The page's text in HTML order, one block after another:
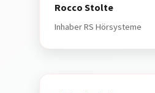
Rocco Stolte
Inhaber RS Hörsysteme